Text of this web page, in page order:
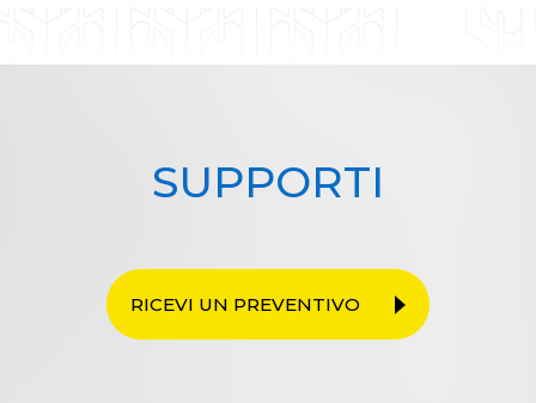
SUPPORTI
RICEVI UN PREVENTIVO